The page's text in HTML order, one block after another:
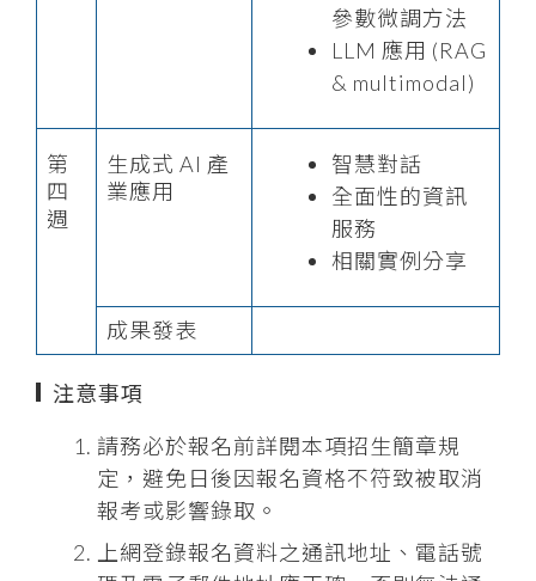
參數微調方法
LLM 應用 (RAG
& multimodal)
第
四
週
生成式 AI 產
業應用
智慧對話
全面性的資訊
服務
相關實例分享
成果發表
注意事項
請務必於報名前詳閱本項招生簡章規
定，避免日後因報名資格不符致被取消
報考或影響錄取。
上網登錄報名資料之通訊地址、電話號